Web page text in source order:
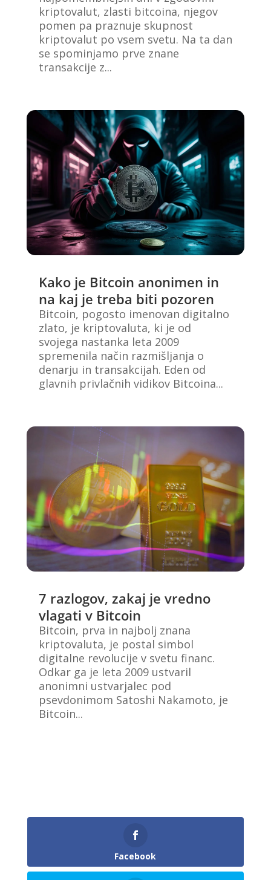
kriptovalut, zlasti bitcoina, njegov
pomen pa praznuje skupnost
kriptovalut po vsem svetu. Na ta dan
se spominjamo prve znane
transakcije z...
Kako je Bitcoin anonimen in
na kaj je treba biti pozoren
Bitcoin, pogosto imenovan digitalno
zlato, je kriptovaluta, ki je od
svojega nastanka leta 2009
spremenila način razmišljanja o
denarju in transakcijah. Eden od
glavnih privlačnih vidikov Bitcoina...
7 razlogov, zakaj je vredno
vlagati v Bitcoin
Bitcoin, prva in najbolj znana
kriptovaluta, je postal simbol
digitalne revolucije v svetu financ.
Odkar ga je leta 2009 ustvaril
anonimni ustvarjalec pod
psevdonimom Satoshi Nakamoto, je
Bitcoin...
Facebook